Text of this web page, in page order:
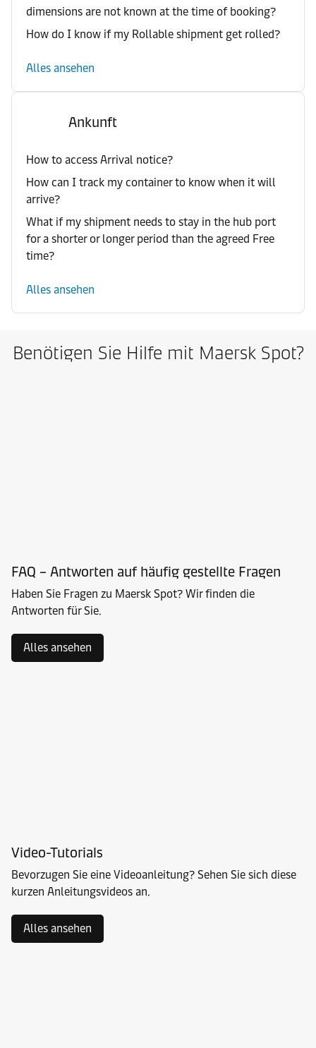
dimensions are not known at the time of booking?
How do I know if my Rollable shipment get rolled?
Alles ansehen
Ankunft
How to access Arrival notice?
How can I track my container to know when it will
arrive?
What if my shipment needs to stay in the hub port
for a shorter or longer period than the agreed Free
time?
Alles ansehen
Benötigen Sie Hilfe mit Maersk Spot?
FAQ – Antworten auf häufig gestellte Fragen
Haben Sie Fragen zu Maersk Spot? Wir finden die
Antworten für Sie.
Alles ansehen
Video-Tutorials
Bevorzugen Sie eine Videoanleitung? Sehen Sie sich diese
kurzen Anleitungsvideos an.
Alles ansehen